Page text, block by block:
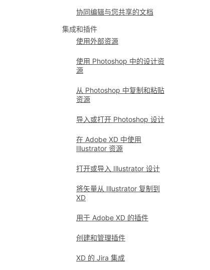
协同编辑与您共享的文档
集成和插件
使用外部资源
使用 Photoshop 中的设计资
源
从 Photoshop 中复制和粘贴
资源
导入或打开 Photoshop 设计
在 Adobe XD 中使用
Illustrator 资源
打开或导入 Illustrator 设计
将矢量从 Illustrator 复制到
XD
用于 Adobe XD 的插件
创建和管理插件
XD 的 Jira 集成